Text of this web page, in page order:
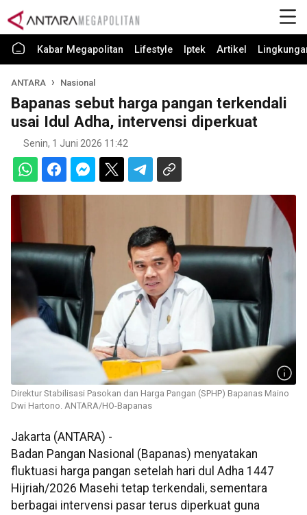
Kabar Megapolitan Lifestyle Iptek Artikel
ANTARA Nasional
Bapanas sebut harga pangan terkendali
usai Idul Adha, intervensi diperkuat
Senin, 1 Juni 2026 11:42
Direktur Stabilisasi Pasokan dan Harga Pangan (SPHP) Bapanas Maino
Dwi Hartono. ANTARA/HO-Bapanas
Jakarta (ANTARA) -
Badan Pangan Nasional (Bapanas) menyatakan
fluktuasi harga pangan setelah hari dul Adha 1447
Hijriah/2026 Masehi tetap terkendali, sementara
berbagai intervensi pasar terus diperkuat guna